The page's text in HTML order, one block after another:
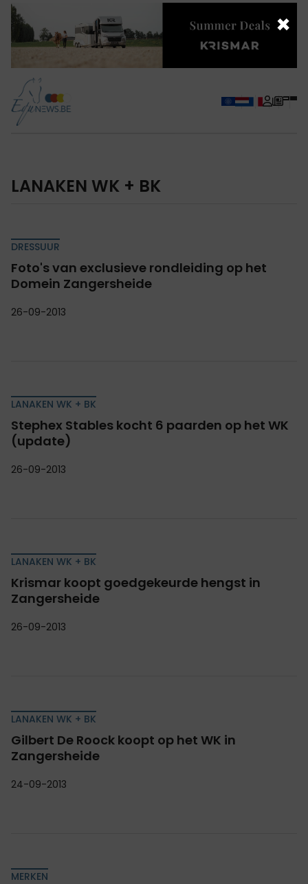
LANAKEN WK + BK
DRESSUUR
Foto's van exclusieve rondleiding op het
Domein Zangersheide
26-09-2013
LANAKEN WK + BK
Stephex Stables kocht 6 paarden op het WK
(update)
26-09-2013
LANAKEN WK + BK
Krismar koopt goedgekeurde hengst in
Zangersheide
26-09-2013
LANAKEN WK + BK
Gilbert De Roock koopt op het WK in
Zangersheide
24-09-2013
MERKEN
×